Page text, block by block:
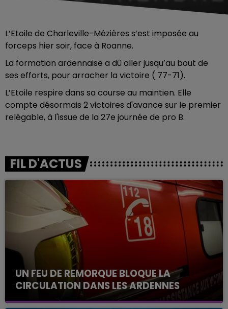
L’Etoile de Charleville-Mézières s’est imposée au
forceps hier soir, face à Roanne.
La formation ardennaise a dû aller jusqu’au bout de
ses efforts, pour arracher la victoire ( 77-71).
L’Etoile respire dans sa course au maintien. Elle
compte désormais 2 victoires d'avance sur le premier
relégable, à l'issue de la 27e journée de pro B.
FIL D'ACTUS
UN FEU DE REMORQUE BLOQUE LA
CIRCULATION DANS LES ARDENNES
Un feu de remorque s'est déclaré ce mercredi en